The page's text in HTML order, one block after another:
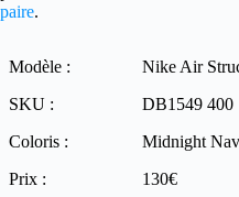
paire.
Modèle :
Nike Air
SKU :
DB1549 400
Coloris :
Midnight
Prix :
130€